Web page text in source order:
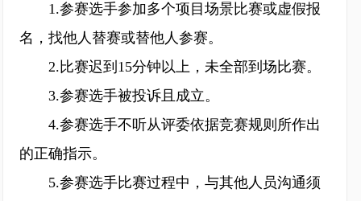
1.参赛选手参加多个项目场景比赛或虚假报
名，找他人替赛或替他人参赛。
2.比赛迟到15分钟以上，未全部到场比赛。
3.参赛选手被投诉且成立。
4.参赛选手不听从评委依据竞赛规则所作出
的正确指示。
5.参赛选手比赛过程中，与其他人员沟通须